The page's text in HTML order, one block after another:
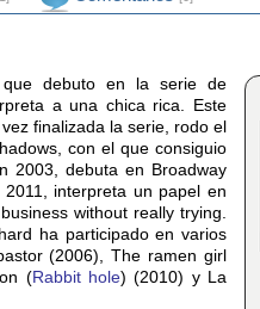
que debuto en la serie de
a una chica rica. Este
finalizada la serie, rodo el
con el que consiguio
2003, debuta en Broadway
interpreta un papel en
without really trying.
ha participado en varios
(2006), The ramen girl
(Rabbit hole) (2010) y La